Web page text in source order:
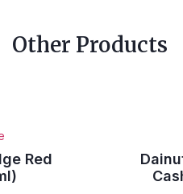
Other Products
Red